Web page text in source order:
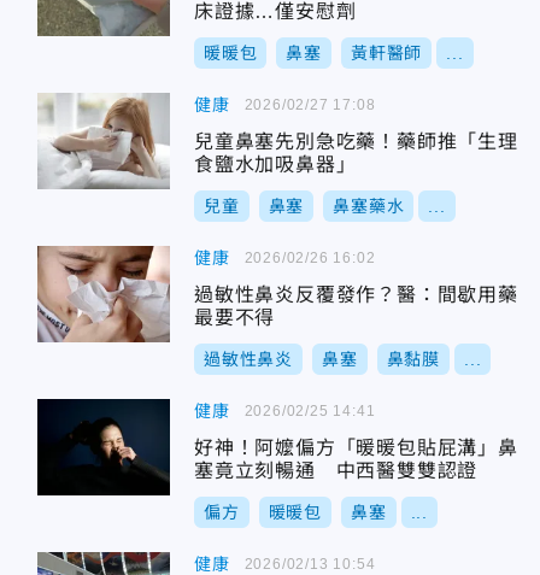
床證據…僅安慰劑
暖暖包 鼻塞 黃軒醫師
健康
兒童鼻塞先別急吃藥！藥師推「生理
食鹽水加吸鼻器」
兒童 鼻塞 鼻塞藥水
2026/02/27 17:08
健康
過敏性鼻炎反覆發作？醫：間歇用藥
最要不得
過敏性鼻炎 鼻塞 鼻黏膜
2026/02/26 16:02
健康
好神！阿嬤偏方「暖暖包貼屁溝」鼻
塞竟立刻暢通 中西醫雙雙認證
偏方 暖暖包 鼻塞
2026/02/25 14:41
健康 2026/02/13 10:54